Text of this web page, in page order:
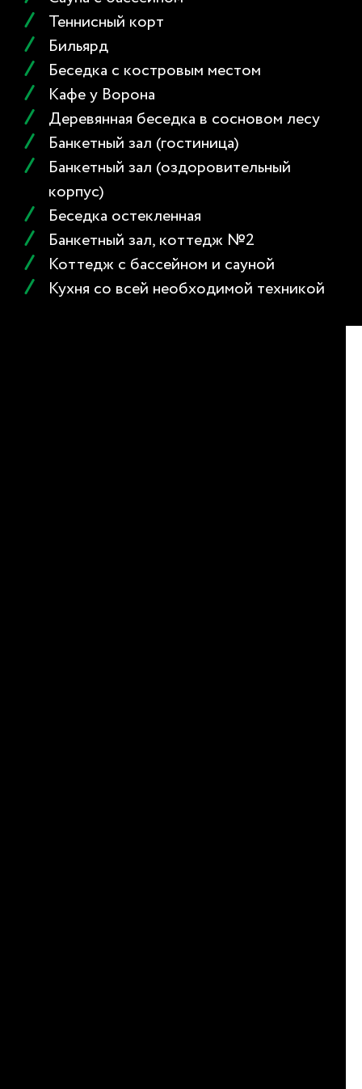
Теннисный корт
Бильярд
Беседка с костровым местом
Кафе у Ворона
Деревянная беседка в сосновом лесу
Банкетный зал (гостиница)
Банкетный зал (оздоровительный
корпус)
Беседка остекленная
Банкетный зал, коттедж №2
Коттедж с бассейном и сауной
Кухня со всей необходимой техникой
отдыха, для проведения праздничных мероприятий,
корпоративов на 16 человек. Рядом находится кухня с
необходимой кухонной посудой, также имеется плита,
холодильник, посудомоечная машина, микроволновая
печь, чайник, кофемашина, тостер. В зале есть телевизор,
удобная для отдыха мягкая мебель, кондиционер.
Цена: 2700 рублей/час
Есть
Вместимость человек: